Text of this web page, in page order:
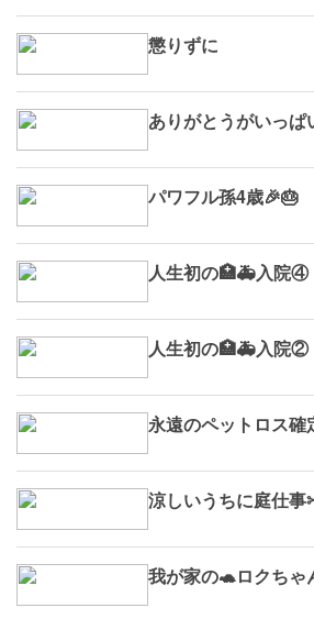
懲りずに
ありがとうがいっぱ
パワフル孫4歳🎉🎂
人生初の🏥🚑️入院④
人生初の🏥🚑️入院②
永遠のペットロス確
涼しいうちに庭仕事
我が家の🐢ロクちゃ